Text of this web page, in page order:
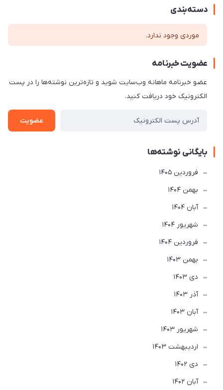
دسته‌بندی
موردی وجود ندارد.
عضویت خبرنامه
عضو خبرنامه ماهانه وب‌سایت شوید و تازه‌ترین نوشته‌ها را در پست
الکترونیک خود دریافت کنید.
عضویت
بایگانی نوشته‌ها
فروردین 1405
بهمن 1404
آبان 1404
شهریور 1404
فروردین 1404
بهمن 1403
دی 1403
آذر 1403
آبان 1403
شهریور 1403
ارديبهشت 1403
دی 1402
آبان 1402